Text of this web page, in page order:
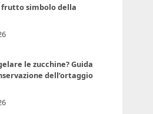
simbolo della
le zucchine? Guida
dell’ortaggio